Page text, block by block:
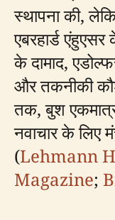
स्थापना की,
एबरहार्ड
के दामाद,
और तकनीकी
तक, बुश
नवाचार के लिए
(Lehmann
Magazine;